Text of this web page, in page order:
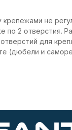
не
по 2 отверстия.
для
(дюбели и